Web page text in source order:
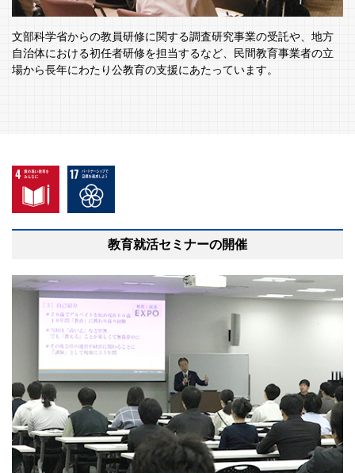
文部科学省からの教員研修に関する調査研究事業の受託や、地方
自治体における初任者研修を担当するなど、民間教育事業者の立
場から長年にわたり公教育の支援にあたっています。
教育就活セミナーの開催